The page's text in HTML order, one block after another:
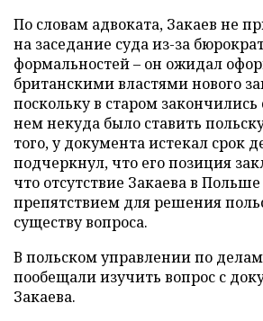
По словам адвоката, Закаев не
на заседание суда из-за
формальностей – он ожидал
британскими властями нового
поскольку в старом
нем некуда было ставить
того, у документа истекал срок
подчеркнул, что его позиция
что отсутствие Закаева в
препятствием для решения
существу вопроса.
В польском управлении по
пообещали изучить вопрос с
Закаева.